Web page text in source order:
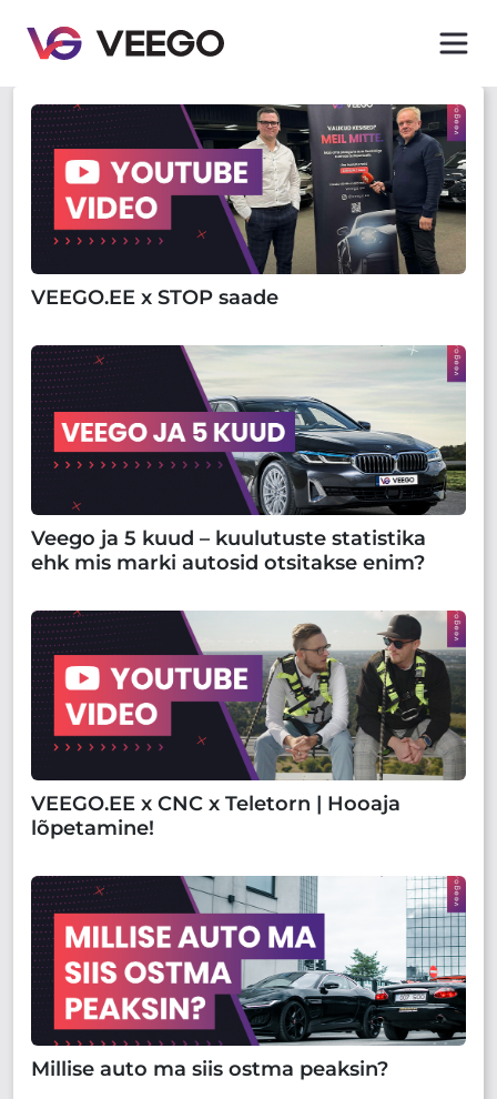
VEEGO.EE x STOP saade
Veego ja 5 kuud – kuulutuste statistika
ehk mis marki autosid otsitakse enim?
VEEGO.EE x CNC x Teletorn | Hooaja
lõpetamine!
Millise auto ma siis ostma peaksin?